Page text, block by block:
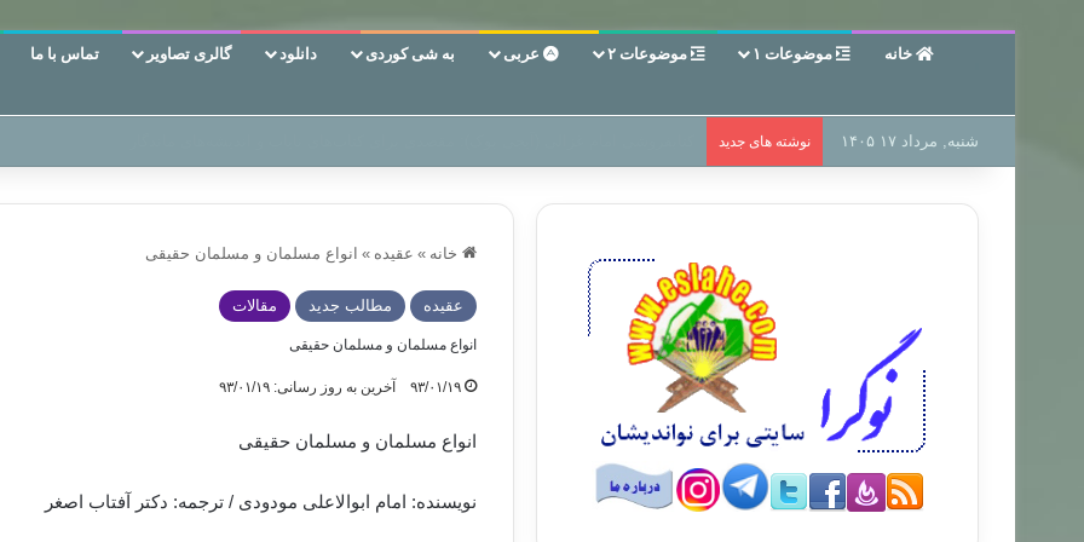
خانه موضوعات ۱ موضوعات ۲ عربی به شی کوردی دانلود گالری تصاویر تماس با ما
شنبه, مرداد ۱۷ ۱۴۰۵ نوشته های جدید
خانه » عقیده » انواع مسلمان و مسلمان حقیقی
عقیده مطالب جدید مقالات
انواع مسلمان و مسلمان حقیقی
۹۳/۰۱/۱۹ آخرین به روز رسانی: ۹۳/۰۱/۱۹
انواع مسلمان و مسلمان حقیقی
نویسنده: امام ابوالاعلی مودودی / ترجمه: دکتر آفتاب اصغر